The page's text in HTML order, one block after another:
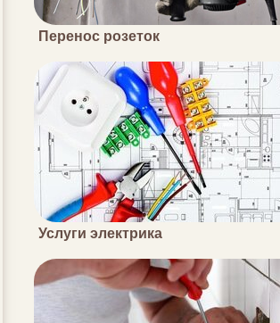
Перенос розеток
Услуги электрика